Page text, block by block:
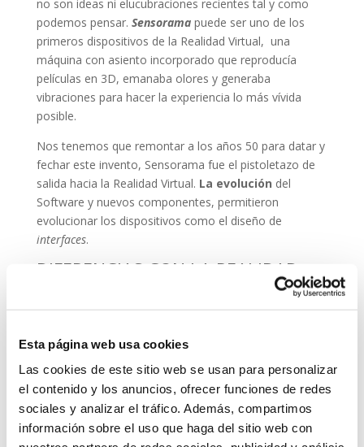
Esta página web usa cookies
Las cookies de este sitio web se usan para personalizar
el contenido y los anuncios, ofrecer funciones de redes
sociales y analizar el tráfico. Además, compartimos
información sobre el uso que haga del sitio web con
no son ideas ni elucubraciones recientes tal y como
podemos pensar. Sensoramapuede ser uno de los
primeros dispositivos de la Realidad Virtual, una
máquina con asiento incorporado que reproducía
películas en 3D, emanaba olores y generaba
vibraciones para hacer la experiencia lo más vívida
posible.
Nos tenemos que remontar a los años 50 para datar y
fechar este invento, Sensorama fue el pistoletazo de
salida hacia la Realidad Virtual. La evolución del
Software y nuevos componentes, permitieron
evolucionar los dispositivos como el diseño de
interfaces.
DIFERENCIAS CON LA REALIDAD
Independientemente, para mucho usuarios el
mayoría de usuarios.Y además, es muy normal
confundirlo con el concepto deRealidad Aumentada.
La principal diferencia, la
Realidad Virtual
el mundo en el que nos sumergimos a través de unas
gafas específicas.